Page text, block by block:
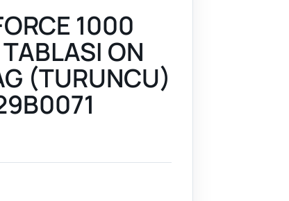
1000
ON
(TURUNCU)